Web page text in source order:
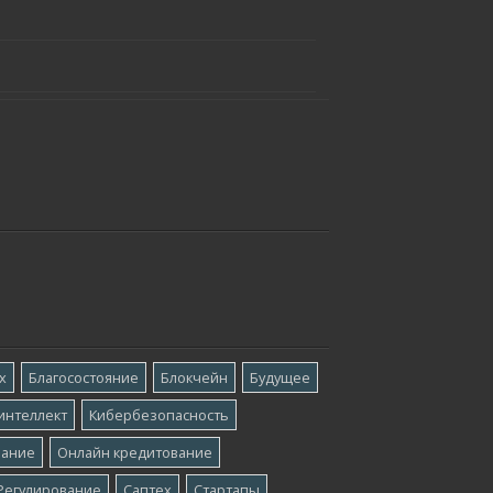
Благосостояние Блокчейн
Будущее
Кибербезопасность
Онлайн кредитование